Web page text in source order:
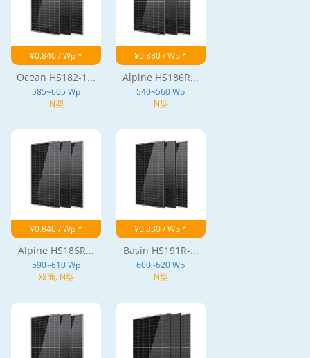
¥0.840 / Wp *
Ocean HS182-1...
585~605 Wp
N型
¥0.880 / Wp *
Alpine HS186R...
540~560 Wp
N型
¥0.840 / Wp *
Alpine HS186R...
590~610 Wp
双面, N型
¥0.830 / Wp *
Basin HS191R-...
600~620 Wp
N型